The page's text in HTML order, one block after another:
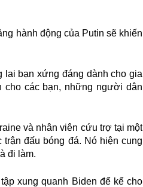
hành động của Putin sẽ khiến
bạn xứng đáng dành cho gia
cho các bạn, những người dân
và nhân viên cứu trợ tại một
đấu bóng đá. Nó hiện cung
đi làm.
xung quanh Biden để kể cho